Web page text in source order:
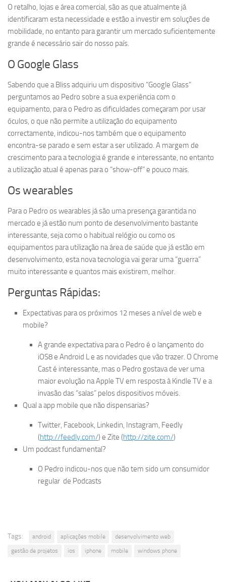
O retalho, lojas e área comercial, são as que atualmente já
identificaram esta necessidade e estão a investir em soluções de
mobilidade, no entanto para garantir um mercado suficientemente
grande é necessário sair do nosso país.
O Google Glass
Sabendo que a Bliss adquiriu um dispositivo “Google Glass”
perguntamos ao Pedro sobre a sua experiência com o
equipamento, para o Pedro as dificuldades começaram por usar
óculos, o que não permite a utilização do equipamento
correctamente, indicou-nos também que o equipamento
encontra-se parado e sem estar a ser utilizado. A margem de
crescimento para a tecnologia é grande e interessante, no entanto
a utilização atual é apenas para o “show-off” e pouco mais.
Os wearables
Para o Pedro os wearables já são uma presença garantida no
mercado e já estão num ponto de desenvolvimento bastante
interessante, seja como o habitual relógio ou como os
equipamentos para utilização na área de saúde que já estão em
desenvolvimento, esta nova tecnologia vai gerar uma “guerra”
muito interessante e quantos mais existirem, melhor.
Perguntas Rápidas:
Expectativas para os próximos 12 meses a nível de web e
mobile?
A grande expectativa para o Pedro é o lançamento do
iOS8 e Android L e as novidades que vão trazer. O Chrome
Cast é interessante, mas o Pedro gostava de ver uma
maior evolução na Apple TV em resposta à Kindle TV e a
invasão das “salas” pelos dispositivos móveis.
Qual a app mobile que não dispensarias?
Twitter, Facebook, Linkedin, Instagram, Feedly
(http://feedly.com/) e Zite (http://zite.com/)
Um podcast fundamental?
O Pedro indicou-nos que não tem sido um consumidor
regular de Podcasts
Tags: android aplicações mobile
desenvolvimento web
gestão de projetos
ios iphone mobile windows phone